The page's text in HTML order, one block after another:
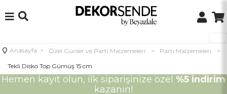
Anasayfa > Özel Günler ve Parti Malzemeleri > Parti Malzemeleri
>
Tekli Disko Top Gümüş 15 cm
Hemen kayıt olun, ilk siparişinize özel %5 indirim
kazanın!